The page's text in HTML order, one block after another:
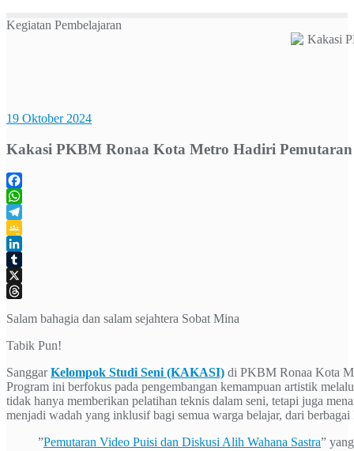
Kegiatan Pembelajaran
19 Oktober 2024
Kakasi PKBM Ronaa Kota Metro Hadiri
Facebook
WhatsApp
Telegram
Google
Classroom
LinkedIn
Tumblr
X
Salam bahagia dan salam sejahtera Sobat Mina
Tabik Pun!
SanggarKelompok Studi Seni (KAKASI) di PKBM Ronaa Kota
Program ini berfokus pada pengembangan kemampuan artistik
tidak hanya memberikan pelatihan teknis dalam seni, tetapi juga
menjadi wadah yang inklusif bagi semua warga belajar, dari
”Pemutaran Video Puisi dan Diskusi Alih Wahana Sastra”